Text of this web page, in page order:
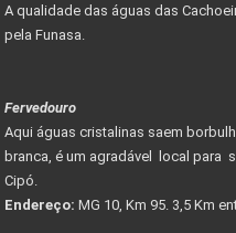
A qualidade das águas das
pela Funasa.
Fervedouro
Aqui águas cristalinas saem
branca, é um agradável local para
Cipó.
Endereço: MG 10, Km 95. 3,5 Km